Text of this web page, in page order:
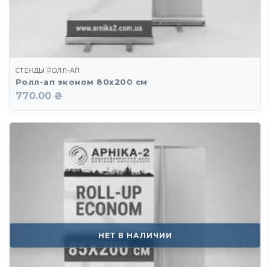
СТЕНДЫ РОЛЛ-АП
Ролл-ап эконом 80х200 см
770.00 ₴
НЕТ В НАЛИЧИИ